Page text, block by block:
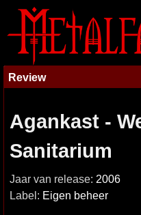
Review
Agankast -
Sanitarium
Jaar van release: 2006
Label: Eigen beheer